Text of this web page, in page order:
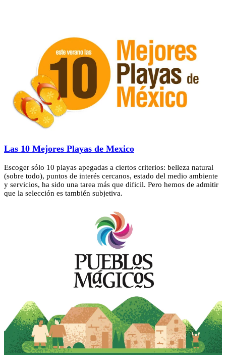
Las 10 Mejores Playas de Mexico
Escoger sólo 10 playas apegadas a ciertos criterios: belleza natural
(sobre todo), puntos de interés cercanos, estado del medio ambiente
y servicios, ha sido una tarea más que dificil. Pero hemos de admitir
que la selección es también subjetiva.